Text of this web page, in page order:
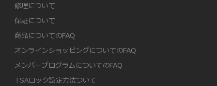
修理について
保証について
商品についてのFAQ
オンラインショッピングについてのFAQ
メンバープログラムについてのFAQ
TSAロック設定方法ついて